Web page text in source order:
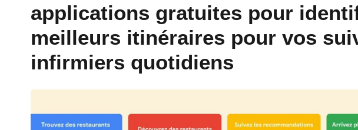
applications gratuites pour
meilleurs itinéraires pour vos
infirmiers quotidiens